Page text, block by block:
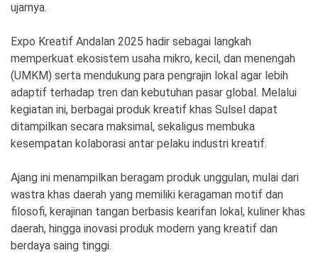
ujarnya.
Expo Kreatif Andalan 2025 hadir sebagai langkah
memperkuat ekosistem usaha mikro, kecil, dan menengah
(UMKM) serta mendukung para pengrajin lokal agar lebih
adaptif terhadap tren dan kebutuhan pasar global. Melalui
kegiatan ini, berbagai produk kreatif khas Sulsel dapat
ditampilkan secara maksimal, sekaligus membuka
kesempatan kolaborasi antar pelaku industri kreatif.
Ajang ini menampilkan beragam produk unggulan, mulai dari
wastra khas daerah yang memiliki keragaman motif dan
filosofi, kerajinan tangan berbasis kearifan lokal, kuliner khas
daerah, hingga inovasi produk modern yang kreatif dan
berdaya saing tinggi.